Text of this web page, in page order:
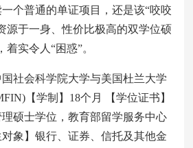
个普通的单证项目，还是该“咬咬
源于一身、性价比极高的双学位硕
实令人“困惑”。
会科学院大学与美国杜兰大学
【学制】18个月 【学位证书】
硕士学位，教育部留学服务中心
象】银行、证券、信托及其他金